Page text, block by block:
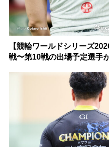
【競輪ワールドシリーズ
戦〜第10戦の出場予定選手